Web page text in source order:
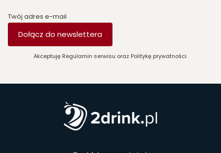
Twój adres e-mail
Dołącz do newslettera
Akceptuję Regulamin serwisu oraz Politykę prywatności.